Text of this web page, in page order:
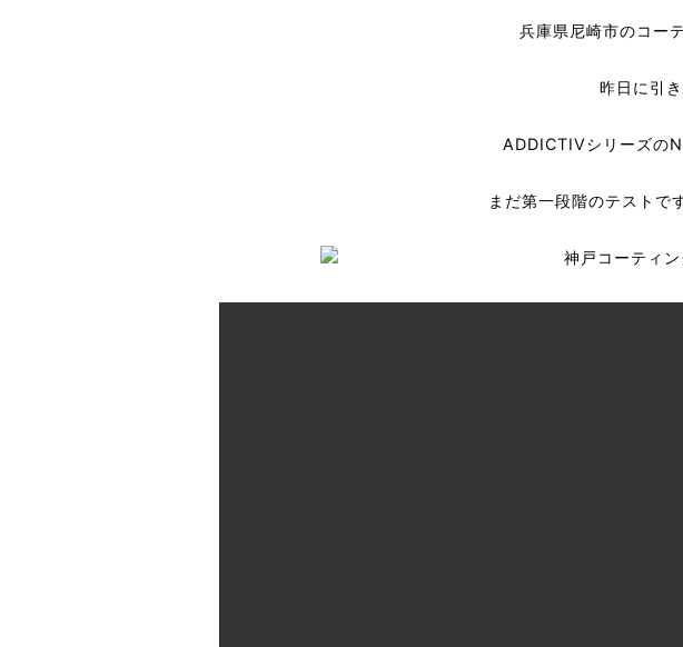
兵庫県尼崎市のコー
昨日に引
ADDICTIVシリーズの
まだ第一段階のテストで